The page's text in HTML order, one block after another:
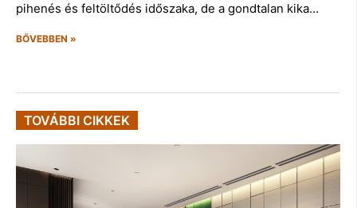
pihenés és feltöltődés időszaka, de a gondtalan kika…
BŐVEBBEN »
TOVÁBBI CIKKEK